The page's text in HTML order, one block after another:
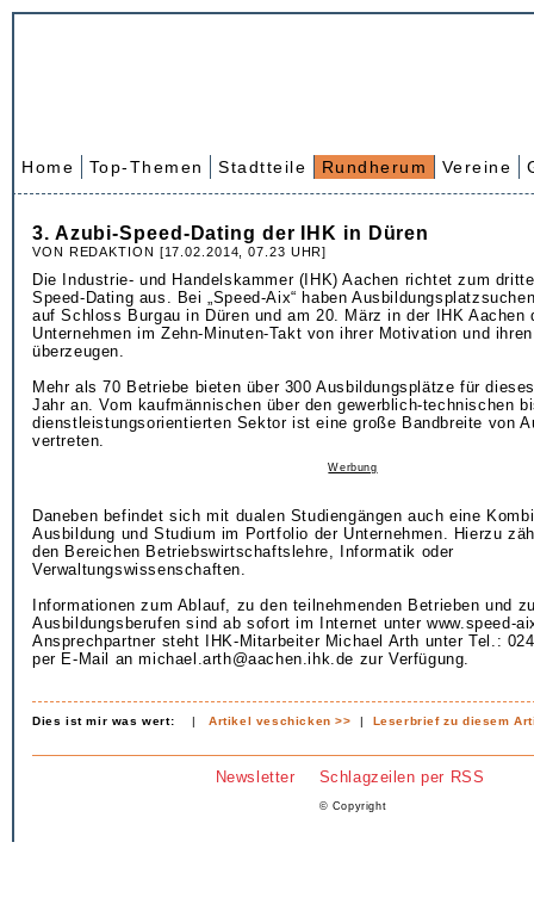
Home Top-Themen Stadtteile Rundherum Vereine
3. Azubi-Speed-Dating der IHK in Düren
VON REDAKTION [17.02.2014, 07.23 UHR]
Die Industrie- und Handelskammer (IHK) Aachen richtet zum
Speed-Dating aus. Bei „Speed-Aix“ haben
auf Schloss Burgau in Düren und am 20. März in der IHK Aachen
Unternehmen im Zehn-Minuten-Takt von ihrer Motivation und
überzeugen.
Mehr als 70 Betriebe bieten über 300 Ausbildungsplätze für
Jahr an. Vom kaufmännischen über den gewerblich-technischen
dienstleistungsorientierten Sektor ist eine große Bandbreite von
vertreten.
Werbung
Daneben befindet sich mit dualen Studiengängen auch eine
Ausbildung und Studium im Portfolio der Unternehmen. Hierzu
den Bereichen Betriebswirtschaftslehre, Informatik oder
Verwaltungswissenschaften.
Informationen zum Ablauf, zu den teilnehmenden Betrieben und
Ausbildungsberufen sind ab sofort im Internet unter www.speed-
Ansprechpartner steht IHK-Mitarbeiter Michael Arth unter Tel.:
per E-Mail an michael.arth@aachen.ihk.de zur Verfügung.
Dies ist mir was wert: |Artikel veschicken >> | Leserbrief zu diesem
Newsletter Schlagzeilen per RSS
© Copyright